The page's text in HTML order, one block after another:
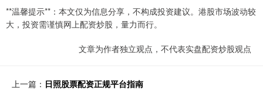
**温馨提示**：本文仅为信息分享，不构成投资建议。港股市场波动较
大，投资需谨慎网上配资炒股，量力而行。
文章为作者独立观点，不代表实盘配资炒股观点
上一篇： 日照股票配资正规平台指南